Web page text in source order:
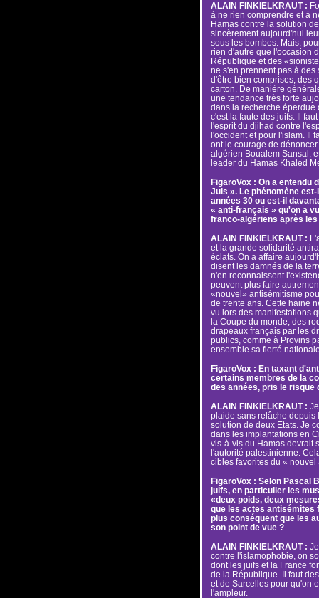
ALAIN FINKIELKRAUT :
à ne rien comprendre et à
Hamas contre la solution
sincèrement aujourd'hui
sous les bombes. Mais,
rien d'autre que l'occasion
République et des
ne s'en prennent pas à des
d'être bien comprises, des
carton. De manière
une tendance très forte
dans la recherche éperdue
c'est la faute des juifs. Il
l'esprit du djihad contre
l'occident et pour l'islam. Il
ont le courage de
algérien Boualem Sansal,
leader du Hamas Khaled
FigaroVox : On a entendu
Juis ». Le phénomène
années 30 ou est-il
« anti-français » qu'on a
franco-algériens après
ALAIN FINKIELKRAUT :
et la grande solidarité
éclats. On a affaire
disent les damnés de la
n'en reconnaissent
peuvent plus faire
«nouvel» antisémitisme
de trente ans. Cette haine
vu lors des manifestations
la Coupe du monde, des
drapeaux français par les
publics, comme à Provins
ensemble sa fierté
FigaroVox : En taxant
certains membres de la
des années, pris le
ALAIN FINKIELKRAUT :
plaide sans relâche depuis
solution de deux Etats. Je
dans les implantations en
vis-à-vis du Hamas devrait
l'autorité palestinienne.
cibles favorites du « nouvel
FigaroVox : Selon Pascal
juifs, en particulier les
«deux poids, deux
que les actes antisémites
plus conséquent que les
son point de vue ?
ALAIN FINKIELKRAUT :
contre l'islamophobie, on
dont les juifs et la France
de la République. Il faut
et de Sarcelles pour qu'on
l'ampleur.